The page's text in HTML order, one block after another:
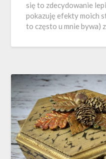
się to zdecydowanie
pokazuję efekty moich
to często u mnie bywa)